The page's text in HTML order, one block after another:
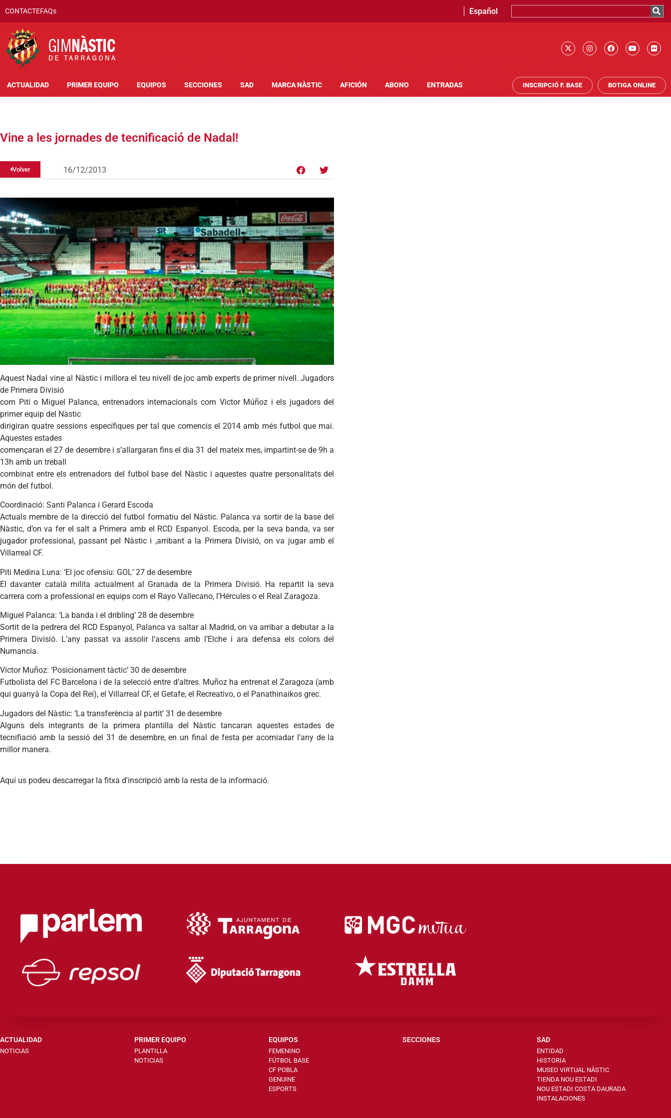
CONTACTEFAQs Español
ACTUALIDAD PRIMER EQUIPO EQUIPOS SECCIONES SAD MARCA NÀSTIC AFICIÓN ABONO ENTRADAS INSCRIPCIÓ F. BASE BOTIGA ONLINE
Vine a les jornades de tecnificació de Nadal!
Volver 16/12/2013
Aquest Nadal vine al Nàstic i millora el teu nivell de joc amb experts de primer nivell. Jugadors
de Primera Divisió
com Piti o Miguel Palanca, entrenadors internacionals com Victor Múñoz i els jugadors del
primer equip del Nàstic
dirigiran quatre sessions específiques per tal que comencis el 2014 amb més futbol que mai.
Aquestes estades
començaran el 27 de desembre i s’allargaran fins el dia 31 del mateix mes, impartint-se de 9h a
13h amb un treball
combinat entre els entrenadors del futbol base del Nàstic i aquestes quatre personalitats del
món del futbol.
Coordinació: Santi Palanca i Gerard Escoda
Actuals membre de la direcció del futbol formatiu del Nàstic. Palanca va sortir de la base del
Nàstic, d’on va fer el salt a Primera amb el RCD Espanyol. Escoda, per la seva banda, va ser
jugador professional, passant pel Nàstic i ,arribant a la Primera Divisió, on va jugar amb el
Villarreal CF.
Piti Medina Luna: ‘El joc ofensiu: GOL’ 27 de desembre
El davanter català milita actualment al Granada de la Primera Divisió. Ha repartit la seva
carrera com a professional en equips com el Rayo Vallecano, l’Hércules o el Real Zaragoza.
Miguel Palanca: ‘La banda i el dribling’ 28 de desembre
Sortit de la pedrera del RCD Espanyol, Palanca va saltar al Madrid, on va arribar a debutar a la
Primera Divisió. L’any passat va assolir l’ascens amb l’Elche i ara defensa els colors del
Numancia.
Víctor Muñoz: ‘Posicionament tàctic’ 30 de desembre
Futbolista del FC Barcelona i de la selecció entre d’altres. Muñoz ha entrenat el Zaragoza (amb
qui guanyà la Copa del Rei), el Villarreal CF, el Getafe, el Recreativo, o el Panathinaikos grec.
Jugadors del Nàstic: ‘La transferència al partit’ 31 de desembre
Alguns dels integrants de la primera plantilla del Nàstic tancaran aquestes estades de
tecnifiació amb la sessió del 31 de desembre, en un final de festa per acomiadar l’any de la
millor manera.
Aquí us podeu descarregar la fitxa d'inscripció amb la resta de la informació.
ACTUALIDAD
NOTICIAS
PRIMER EQUIPO
PLANTILLA
NOTICIAS
EQUIPOS
FEMENINO
FÚTBOL BASE
CF POBLA
GENUINE
ESPORTS
SECCIONES SAD
ENTIDAD
HISTORIA
MUSEO VIRTUAL NÀSTIC
TIENDA NOU ESTADI
NOU ESTADI COSTA DAURADA
INSTALACIONES